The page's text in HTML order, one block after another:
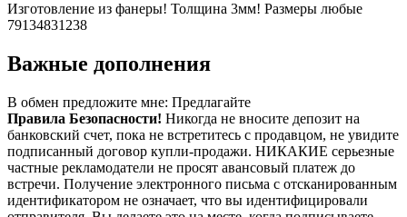
Изготовление из фанеры! Толщина 3мм! Размеры любые
79134831238
Важные дополнения
В обмен предложите мне: Предлагайте
Правила Безопасности! Никогда не вносите депозит на
банковский счет, пока не встретитесь с продавцом, не увидите
подписанный договор купли-продажи. НИКАКИЕ серьезные
частные рекламодатели не просят авансовый платеж до
встречи. Получение электронного письма с отсканированным
идентификатором не означает, что вы идентифицировали